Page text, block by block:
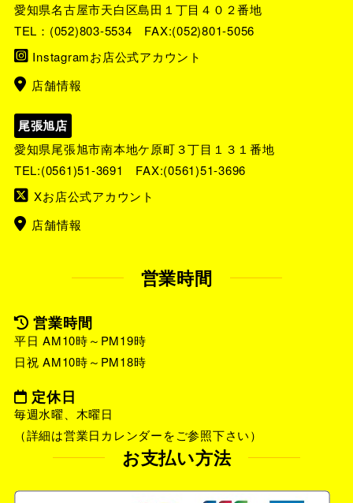
愛知県名古屋市天白区島田１丁目４０２番地
TEL： (052)803-5534 FAX:(052)801-5056
Instagramお店公式アカウント
店舗情報
尾張旭店
愛知県尾張旭市南本地ケ原町３丁目１３１番地
TEL:(0561)51-3691
FAX:(0561)51-3696
Xお店公式アカウント
店舗情報
営業時間
営業時間
平日 AM10時～PM19時
日祝 AM10時～PM18時
定休日
毎週水曜、木曜日
（詳細は営業日カレンダーをご参照下さい）
お支払い方法